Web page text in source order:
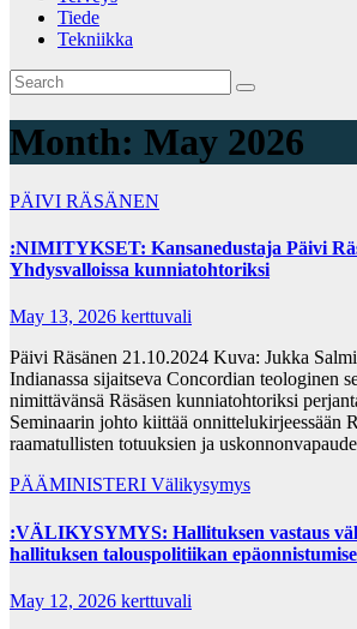
Tiede
Tekniikka
Month: May 2026
PÄIVI RÄSÄNEN
:NIMITYKSET: Kansanedustaja Päivi
Yhdysvalloissa kunnia­tohtoriksi
May 13, 2026 kerttuvali
Päivi Räsänen 21.10.2024 Kuva: Jukka
Indianassa sijaitseva Concordian teologinen
nimittävänsä Räsäsen kunniatohtoriksi
Seminaarin johto kiittää onnittelukirjeessään
raamatullisten totuuksien ja
PÄÄMINISTERI Välikysymys
:VÄLIKYSYMYS: Hallituksen vastaus
hallituksen talouspolitiikan
May 12, 2026 kerttuvali